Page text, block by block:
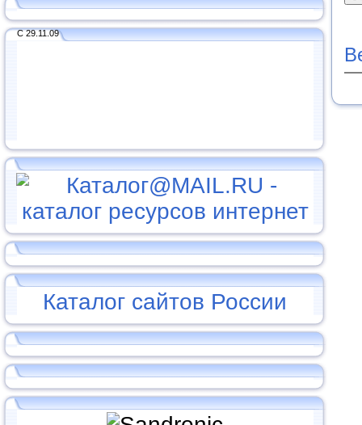
С 29.11.09
Каталог сайтов России